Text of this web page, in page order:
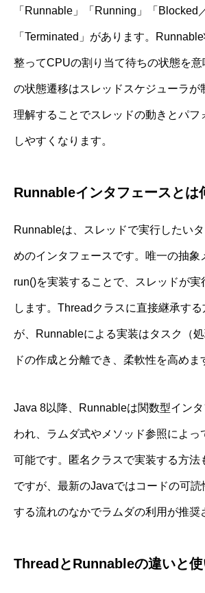
「Runnable」「Running」「Blocked
「Terminated」があります。
整ってCPUの割り当て待ちの状態を意
の状態遷移はスレッドスケジューラが
理解することでスレッドの動きとパフ
しやすくなります。
Runnableインタフェースとは
Runnableは、スレッドで実行したい
めのインタフェースです。唯一の抽象
run()を実装することで、スレッドが実
します。Threadクラスに直接継承す
が、Runnableによる実装はタスク（
ドの作成と分離でき、柔軟性を高めま
Java 8以降、Runnableは関数型イン
われ、ラムダ式やメソッド参照によっ
可能です。匿名クラスで実装する方法
ですが、最新のJavaではコードの可読
する流れのなかでラムダの利用が推奨
ThreadとRunnableの違いと使